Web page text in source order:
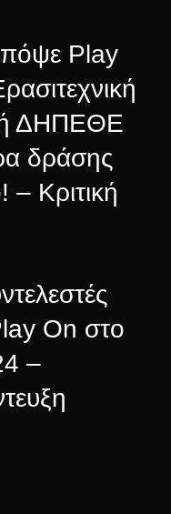
Play
ΔΗΠΕΘΕ
δράσης
– Κριτική
On στο
–